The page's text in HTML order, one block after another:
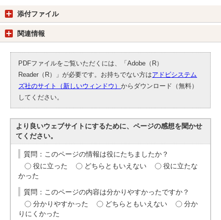
添付ファイル
関連情報
PDFファイルをご覧いただくには、「Adobe（R）
Reader（R）」が必要です。お持ちでない方はアドビシステム
ズ社のサイト（新しいウィンドウ）からダウンロード（無料）
してください。
より良いウェブサイトにするために、ページの感想を聞かせ
てください。
質問：このページの情報は役にたちましたか？
役に立った
どちらともいえない
役に立たな
かった
質問：このページの内容は分かりやすかったですか？
分かりやすかった
どちらともいえない
分か
りにくかった